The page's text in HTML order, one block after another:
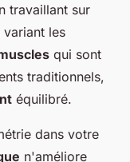
travaillant sur
les
qui sont
traditionnels,
équilibré.
dans votre
n'améliore